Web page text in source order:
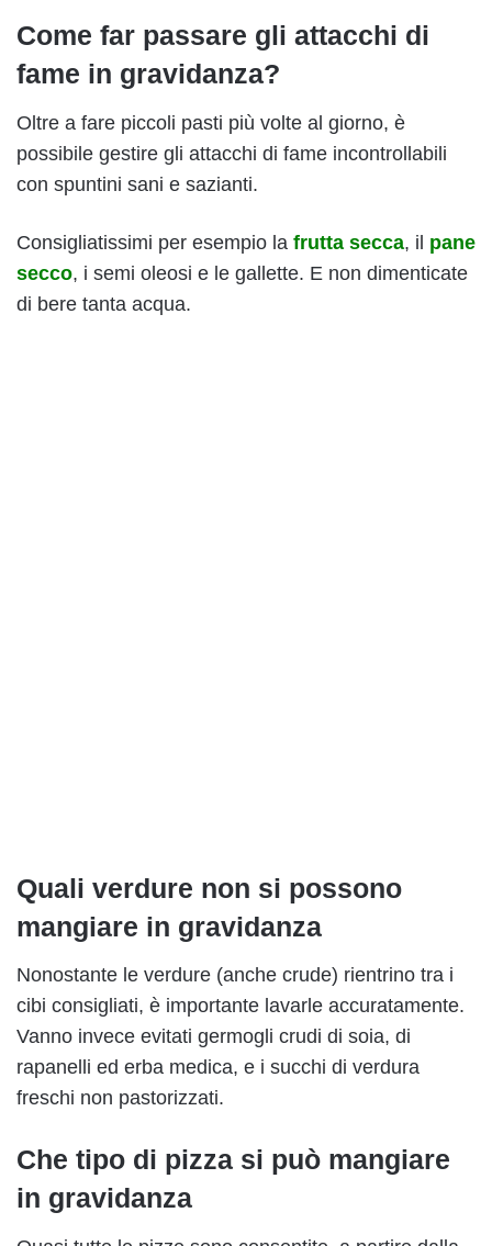
Come far passare gli attacchi di
fame in gravidanza?
Oltre a fare piccoli pasti più volte al giorno, è
possibile gestire gli attacchi di fame incontrollabili
con spuntini sani e sazianti.
Consigliatissimi per esempio la frutta secca, il pane
secco, i semi oleosi e le gallette. E non dimenticate
di bere tanta acqua.
Quali verdure non si possono
mangiare in gravidanza
Nonostante le verdure (anche crude) rientrino tra i
cibi consigliati, è importante lavarle accuratamente.
Vanno invece evitati germogli crudi di soia, di
rapanelli ed erba medica, e i succhi di verdura
freschi non pastorizzati.
Che tipo di pizza si può mangiare
in gravidanza